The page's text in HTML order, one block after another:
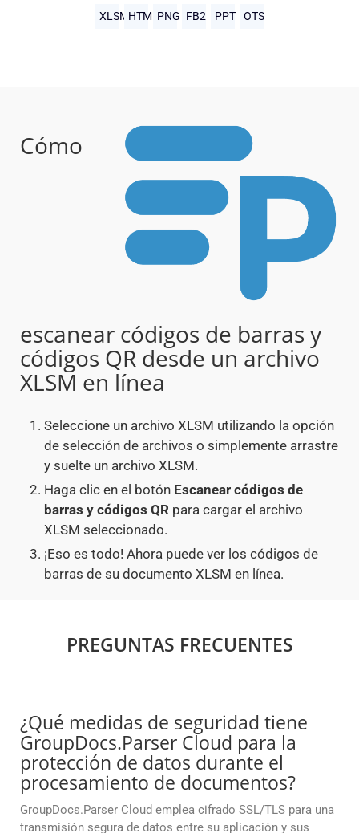
XLSMHTMLPNG FB2 PPT OTS
Cómo
escanear códigos de barras y
códigos QR desde un archivo
XLSM en línea
Seleccione un archivo XLSM utilizando la opción
de selección de archivos o simplemente arrastre
y suelte un archivo XLSM.
Haga clic en el botón Escanear códigos de
barras y códigos QR para cargar el archivo
XLSM seleccionado.
¡Eso es todo! Ahora puede ver los códigos de
barras de su documento XLSM en línea.
PREGUNTAS FRECUENTES
¿Qué medidas de seguridad tiene
GroupDocs.Parser Cloud para la
protección de datos durante el
procesamiento de documentos?
GroupDocs.Parser Cloud emplea cifrado SSL/TLS para una
transmisión segura de datos entre su aplicación y sus